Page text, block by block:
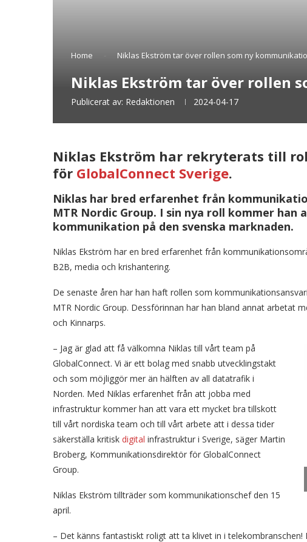
Home Niklas Ekström tar över rollen som ny
Niklas Ekström tar över rollen
Publicerat av: Redaktionen 2024-04-17
Niklas Ekström har rekryterats till
för GlobalConnect Sverige.
Niklas har bred erfarenhet från
MTR Nordic Group. I sin nya roll kommer han
kommunikation på den svenska marknaden.
Niklas Ekström har en bred erfarenhet från
B2B, media och krishantering.
De senaste åren har han haft rollen som
MTR Nordic Group. Dessförinnan har han bland annat arbetat
och Kinnarps.
– Jag är glad att få välkomna Niklas till vårt team på
GlobalConnect. Vi är ett bolag med snabb utvecklingstakt
och som möjliggör mer än hälften av all datatrafik i
Norden. Med Niklas erfarenhet från att jobba med
infrastruktur kommer han att vara ett mycket bra tillskott
till vårt nordiska team och till vårt arbete att i dessa tider
säkerställa kritisk digital infrastruktur i Sverige, säger Martin
Broberg, Kommunikationsdirektör för GlobalConnect
Group.
Niklas Ekström tillträder som kommunikationschef den 15
april.
– Det känns fantastiskt roligt att ta klivet in i